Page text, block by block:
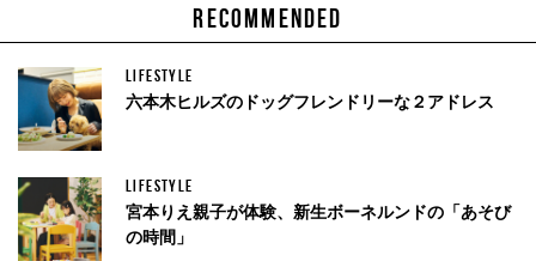
RECOMMENDED
LIFESTYLE
六本木ヒルズのドッグフレンドリーな２アドレス
LIFESTYLE
宮本りえ親子が体験、新生ボーネルンドの「あそび
の時間」